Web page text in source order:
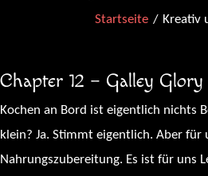
Startseite Kreativ
Chapter 12 – Galley Glory
Kochen an Bord ist eigentlich nichts
klein? Ja. Stimmt eigentlich. Aber für
Nahrungszubereitung. Es ist für uns